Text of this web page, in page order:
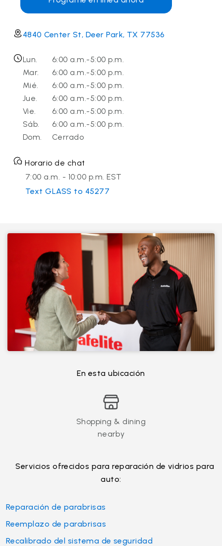
4840 Center St, Deer Park, TX 77536
Lun.
6:00 a.m.-5:00 p.m.
Mar.
6:00 a.m.-5:00 p.m.
Mié.
6:00 a.m.-5:00 p.m.
Jue.
6:00 a.m.-5:00 p.m.
Vie.
6:00 a.m.-5:00 p.m.
Sáb.
6:00 a.m.-5:00 p.m.
Dom.
Cerrado
Horario de chat
7:00 a.m. - 10:00 p.m. EST
Text GLASS to 45277
En esta ubicación
Shopping & dining
nearby
Servicios ofrecidos para reparación de vidrios para
auto:
Reparación de parabrisas
Reemplazo de parabrisas
Recalibrado del sistema de seguridad